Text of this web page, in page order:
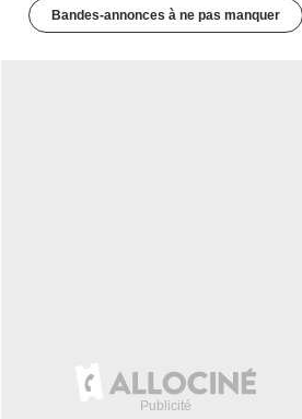
Bandes-annonces à ne pas manquer